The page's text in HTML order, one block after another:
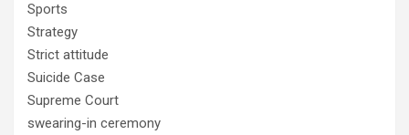
Sports
Strategy
Strict attitude
Suicide Case
Supreme Court
swearing-in ceremony